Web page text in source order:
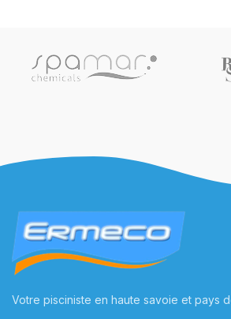
Votre pisciniste en haute savoie et pays